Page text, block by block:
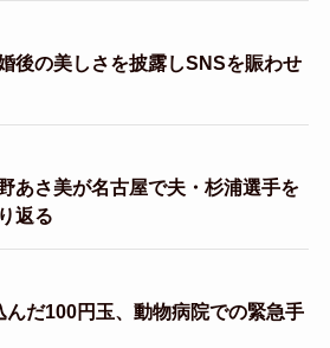
後の美しさを披露しSNSを賑わせ
あさ美が名古屋で夫・杉浦選手を
返る
んだ100円玉、動物病院での緊急手